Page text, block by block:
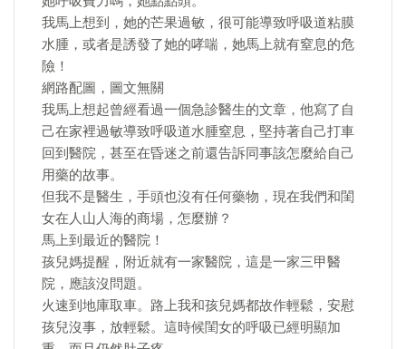
我馬上想到，她的芒果過敏，很可能導致呼吸道粘膜
水腫，或者是誘發了她的哮喘，她馬上就有窒息的危
險！
網路配圖，圖文無關
我馬上想起曾經看過一個急診醫生的文章，他寫了自
己在家裡過敏導致呼吸道水腫窒息，堅持著自己打車
回到醫院，甚至在昏迷之前還告訴同事該怎麼給自己
用藥的故事。
但我不是醫生，手頭也沒有任何藥物，現在我們和閨
女在人山人海的商場，怎麼辦？
馬上到最近的醫院！
孩兒媽提醒，附近就有一家醫院，這是一家三甲醫
院，應該沒問題。
火速到地庫取車。路上我和孩兒媽都故作輕鬆，安慰
孩兒沒事，放輕鬆。這時候閨女的呼吸已經明顯加